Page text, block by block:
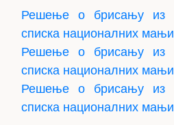
Решење о брисању из
списка националних
Решење о брисању из
списка националних
Решење о брисању из
списка националних